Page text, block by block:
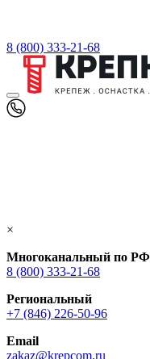
8 (800) 333-21-68
×
Многоканальный по РФ
8 (800) 333‑21-68
Региональный
+7 (846) 226-50-96
Email
zakaz@krepcom.ru